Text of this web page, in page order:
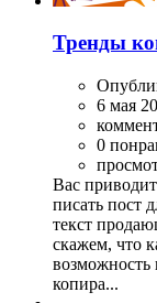
Тренды
6 мая
0
Вас
писать пост
текст
скажем, что
возможность
копира...